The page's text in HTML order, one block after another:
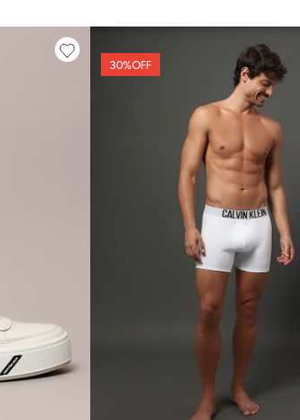
30%OFF